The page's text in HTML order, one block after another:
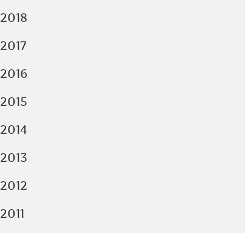
2018
2017
2016
2015
2014
2013
2012
2011